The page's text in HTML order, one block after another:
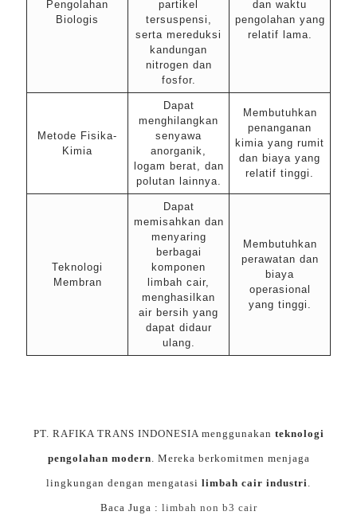
Pengolahan
Biologis
partikel
tersuspensi,
serta mereduksi
kandungan
nitrogen dan
fosfor.
dan waktu
pengolahan yang
relatif lama.
Metode Fisika-
Kimia
Dapat
menghilangkan
senyawa
anorganik,
logam berat, dan
polutan lainnya.
Membutuhkan
penanganan
kimia yang rumit
dan biaya yang
relatif tinggi.
Teknologi
Membran
Dapat
memisahkan dan
menyaring
berbagai
komponen
limbah cair,
menghasilkan
air bersih yang
dapat didaur
ulang.
Membutuhkan
perawatan dan
biaya
operasional
yang tinggi.
PT. RAFIKA TRANS INDONESIA menggunakan teknologi
pengolahan modern. Mereka berkomitmen menjaga
lingkungan dengan mengatasi limbah cair industri.
Baca Juga : limbah non b3 cair